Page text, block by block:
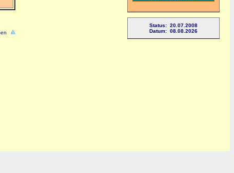
Status: 20.07.2008
Datum: 08.08.2026